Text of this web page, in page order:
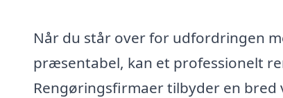
Når du står over for udfordringen
præsentabel, kan et professionelt
Rengøringsfirmaer tilbyder en bred